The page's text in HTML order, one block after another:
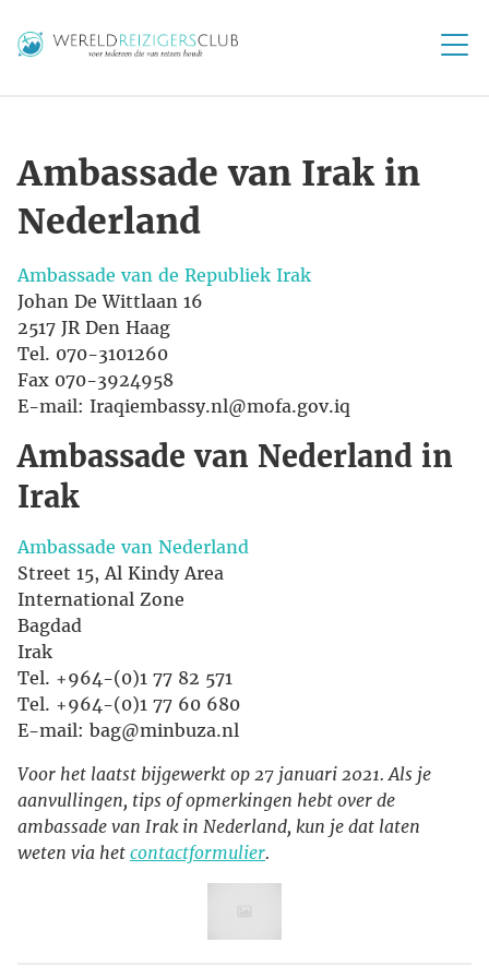
Ambassade van Irak in
Nederland
Ambassade van de Republiek Irak
Johan De Wittlaan 16
2517 JR Den Haag
Tel. 070-3101260
Fax 070-3924958
E-mail: Iraqiembassy.nl@mofa.gov.iq
Ambassade van Nederland in
Irak
Ambassade van Nederland
Street 15, Al Kindy Area
International Zone
Bagdad
Irak
Tel. +964-(0)1 77 82 571
Tel. +964-(0)1 77 60 680
E-mail: bag@minbuza.nl
Voor het laatst bijgewerkt op 27 januari 2021. Als je
aanvullingen, tips of opmerkingen hebt over de
ambassade van Irak in Nederland, kun je dat laten
weten via het contactformulier.